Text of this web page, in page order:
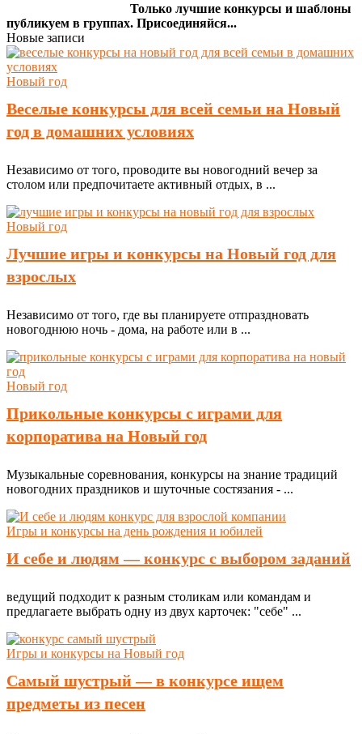
Только лучшие конкурсы и шаблоны
публикуем в группах. Присоединяйся...
Новые записи
Новый год
Веселые конкурсы для всей семьи на Новый
год в домашних условиях
Независимо от того, проводите вы новогодний вечер за
столом или предпочитаете активный отдых, в ...
Новый год
Лучшие игры и конкурсы на Новый год для
взрослых
Независимо от того, где вы планируете отпраздновать
новогоднюю ночь - дома, на работе или в ...
Новый год
Прикольные конкурсы с играми для
корпоратива на Новый год
Музыкальные соревнования, конкурсы на знание традиций
новогодних праздников и шуточные состязания - ...
Игры и конкурсы на день рождения и юбилей
И себе и людям — конкурс с выбором заданий
ведущий подходит к разным столикам или командам и
предлагаете выбрать одну из двух карточек: "себе" ...
Игры и конкурсы на Новый год
Самый шустрый — в конкурсе ищем
предметы из песен